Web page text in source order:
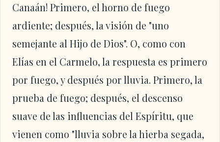
Canaán! Primero, el horno de fuego
ardiente; después, la visión de "uno
semejante al Hijo de Dios". O, como con
Elías en el Carmelo, la respuesta es primero
por fuego, y después por lluvia. Primero, la
prueba de fuego; después, el descenso
suave de las influencias del Espíritu, que
vienen como "lluvia sobre la hierba segada,